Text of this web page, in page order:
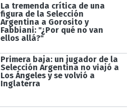
La tremenda crítica de una
figura de la Selección
Argentina a Gorosito y
Fabbiani: "¿Por qué no van
ellos allá?"
Primera baja: un jugador de la
Selección Argentina no viajó a
Los Ángeles y se volvió a
Inglaterra